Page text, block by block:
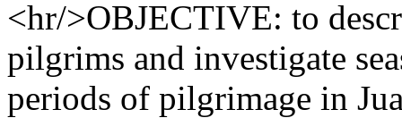
<hr/>OBJECTIVE: to
pilgrims and investigate
periods of pilgrimage in